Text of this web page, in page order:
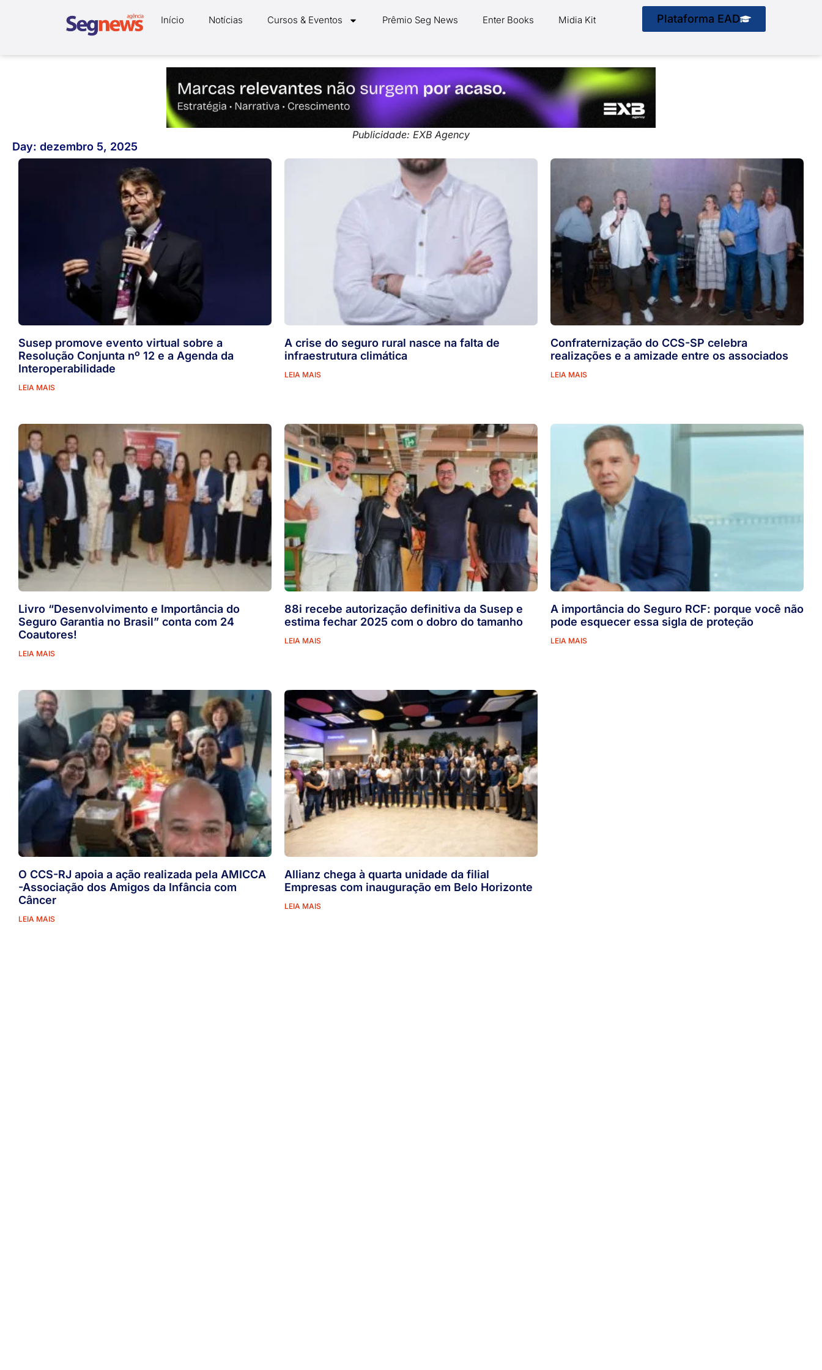
Início Notícias Cursos & Eventos Prêmio Seg News Enter Books Midia Kit Plataforma EAD
Publicidade: EXB Agency
Day: dezembro 5, 2025
Susep promove evento virtual sobre a
Resolução Conjunta nº 12 e a Agenda da
Interoperabilidade
LEIA MAIS
A crise do seguro rural nasce na falta de
infraestrutura climática
LEIA MAIS
Confraternização do CCS-SP celebra
realizações e a amizade entre os associados
LEIA MAIS
Livro “Desenvolvimento e Importância do
Seguro Garantia no Brasil” conta com 24
Coautores!
LEIA MAIS
88i recebe autorização definitiva da Susep e
estima fechar 2025 com o dobro do tamanho
LEIA MAIS
A importância do Seguro RCF: porque você não
pode esquecer essa sigla de proteção
LEIA MAIS
O CCS-RJ apoia a ação realizada pela AMICCA
-Associação dos Amigos da Infância com
Câncer
LEIA MAIS
Allianz chega à quarta unidade da filial
Empresas com inauguração em Belo Horizonte
LEIA MAIS